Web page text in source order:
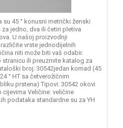
45 ° konusni metrički ženski
jedno, dva ili četiri pletiva
U našoj proizvodnji
vrste jednodijelnih
niti može biti vaš odabir.
ili preuzmite katalog za
broj: 30542jedan komad (45
° HT sa četverožičnim
prstena) Tipovi: 30542 okovi
Veličine: veličine
podataka standardne su za YH